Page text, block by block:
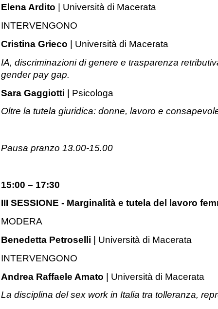
Elena Ardito
| Università di Macerata
INTERVENGONO
Cristina Grieco | Università di Macerata
IA, discriminazioni di genere e trasparenza
gender pay gap.
Sara Gaggiotti | Psicologa
Oltre la tutela giuridica: donne, lavoro e
Pausa pranzo 13.00-15.00
15:00 – 17:30
III SESSIONE - Marginalità e tutela del lavoro
MODERA
Benedetta Petroselli
| Università di Macerata
INTERVENGONO
Andrea Raffaele Amato | Università di Macerata
La disciplina del sex work in Italia tra tolleranza,